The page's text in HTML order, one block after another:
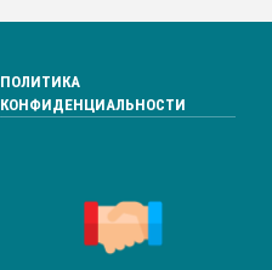
ПОЛИТИКА
КОНФИДЕНЦИАЛЬНОСТИ